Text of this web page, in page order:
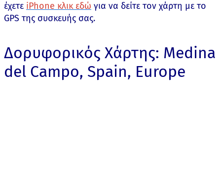
έχετε iPhone κλικ εδώ για να δείτε τον χάρτη με το
GPS της συσκευής σας.
Δορυφορικός Χάρτης: Medina
del Campo, Spain, Europe